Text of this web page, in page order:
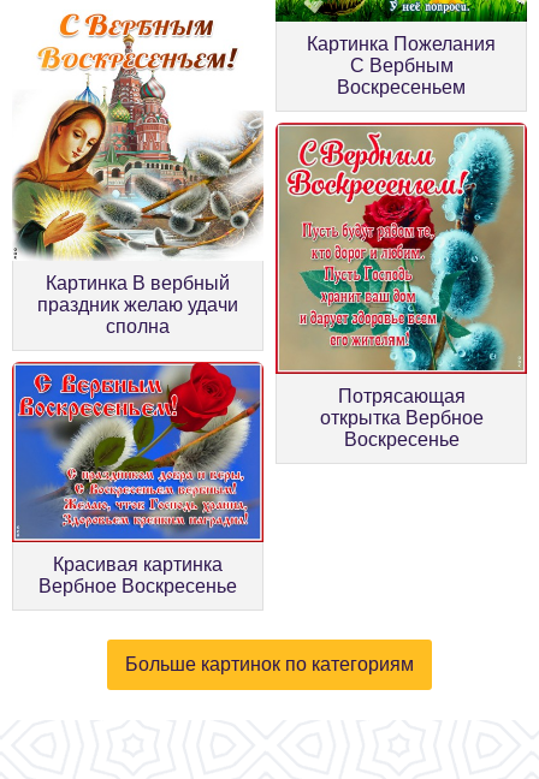
Картинка В вербный
праздник желаю удачи
сполна
Картинка Пожелания
С Вербным
Воскресеньем
Красивая картинка
Вербное Воскресенье
Потрясающая
открытка Вербное
Воскресенье
Больше картинок по категориям